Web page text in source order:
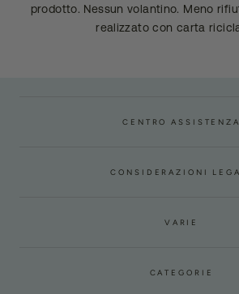
prodotto. Nessun volantino. Meno
realizzato con carta
CENTRO ASSISTENZA
CONSIDERAZIONI
VARIE
CATEGORIE